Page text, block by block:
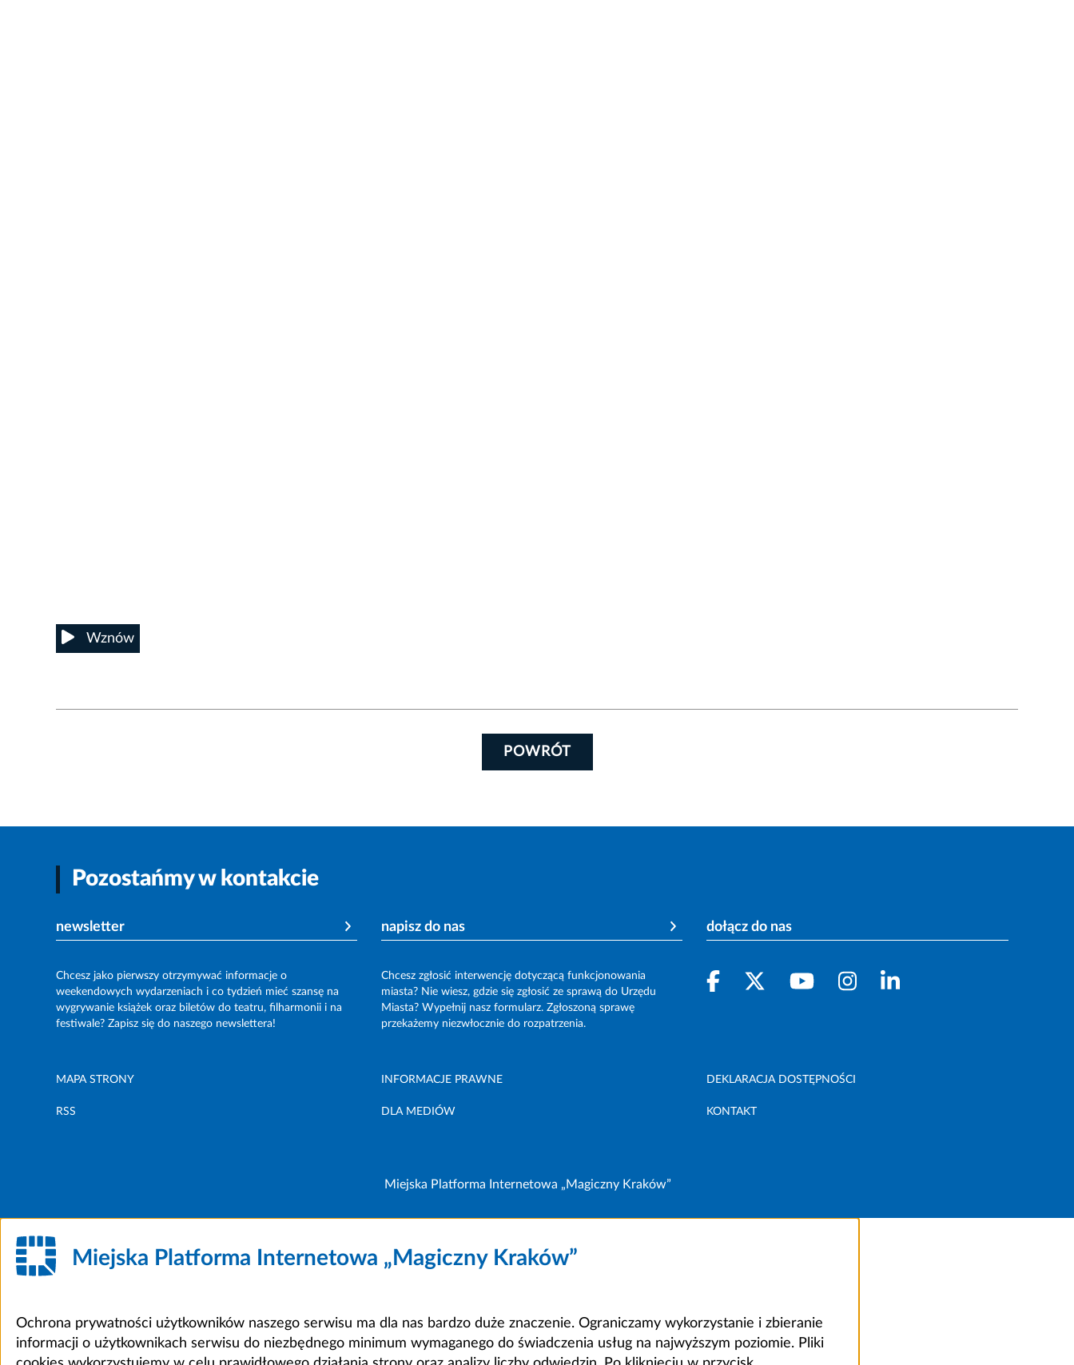
Wznów
POWRÓT
Pozostańmy w kontakcie
newsletter
Chcesz jako pierwszy otrzymywać informacje o
weekendowych wydarzeniach i co tydzień mieć szansę na
wygrywanie książek oraz biletów do teatru, filharmonii i na
festiwale? Zapisz się do naszego newslettera!
napisz do nas
Chcesz zgłosić interwencję dotyczącą funkcjonowania
miasta? Nie wiesz, gdzie się zgłosić ze sprawą do Urzędu
Miasta? Wypełnij nasz formularz. Zgłoszoną sprawę
przekażemy niezwłocznie do rozpatrzenia.
dołącz do nas
MAPA STRONY INFORMACJE PRAWNE DEKLARACJA DOSTĘPNOŚCI
RSS DLA MEDIÓW KONTAKT
Miejska Platforma Internetowa „Magiczny Kraków”
Miejska Platforma Internetowa „Magiczny Kraków”
Ochrona prywatności użytkowników naszego serwisu ma dla nas bardzo duże znaczenie. Ograniczamy wykorzystanie i zbieranie
informacji o użytkownikach serwisu do niezbędnego minimum wymaganego do świadczenia usług na najwyższym poziomie. Pliki